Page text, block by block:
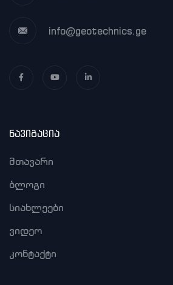
info@geotechnics.ge
ნავიგაცია
მთავარი
ბლოგი
სიახლეები
ვიდეო
კონტაქტი